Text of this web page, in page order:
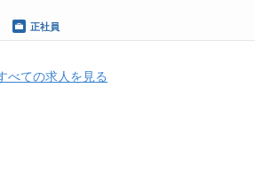
正社員
べての求人を見る